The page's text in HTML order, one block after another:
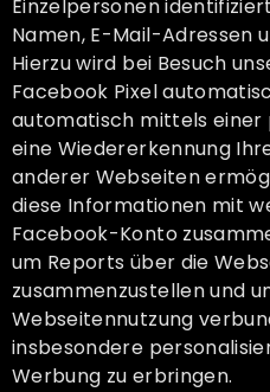
Einzelpersonen
Namen, E-Mail-Adressen
Hierzu wird bei Besuch
Facebook Pixel
automatisch mittels einer
eine Wiedererkennung
anderer Webseiten
diese Informationen mit
Facebook-Konto
um Reports über die
zusammenzustellen und
Webseitennutzung
insbesondere
Werbung zu erbringen.